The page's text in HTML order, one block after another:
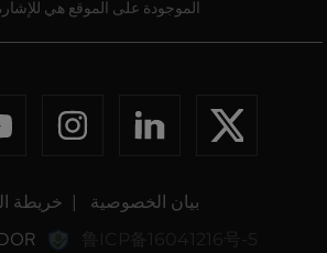
الموجودة على الموقع هي
بيان الخصوصية | خريطة